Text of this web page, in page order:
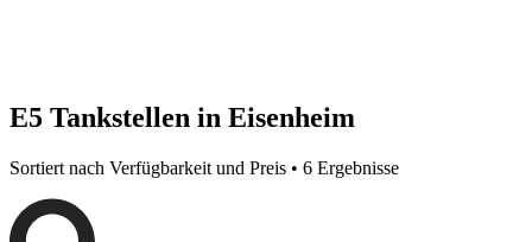
E5 Tankstellen in Eisenheim
Sortiert nach Verfügbarkeit und Preis • 6 Ergebnisse